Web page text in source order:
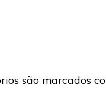
são marcados